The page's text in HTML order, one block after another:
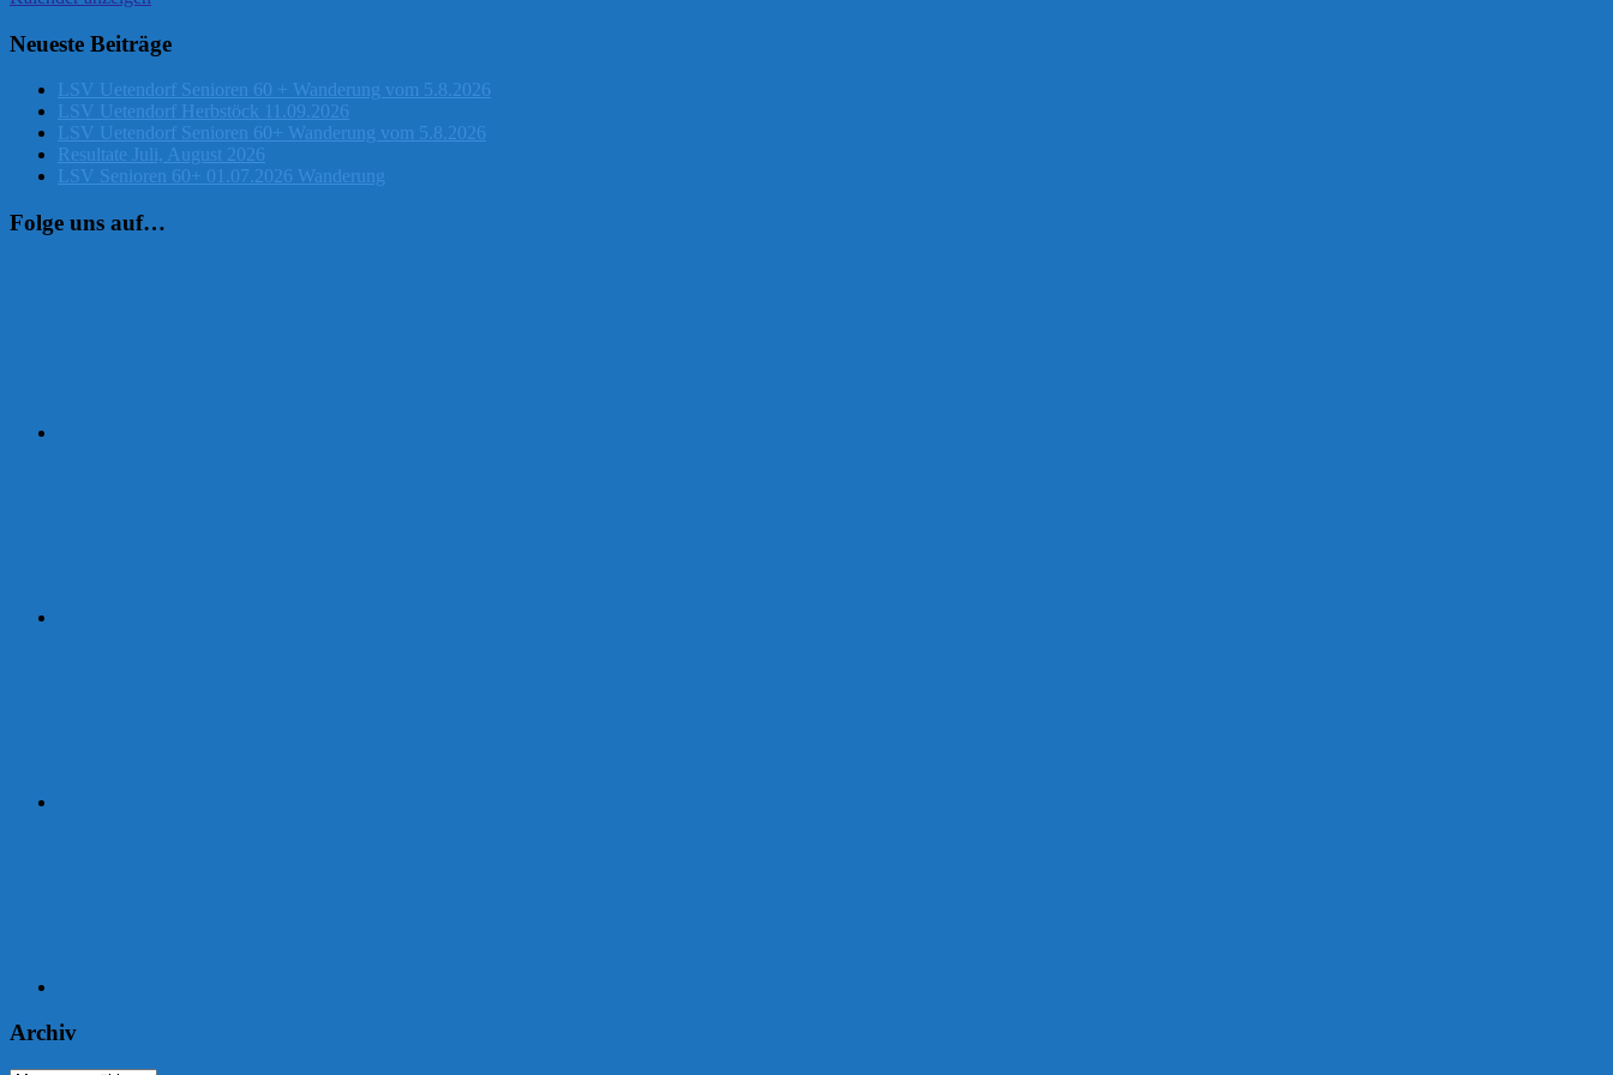
Neueste Beiträge
LSV Uetendorf Senioren 60 + Wanderung vom 5.8.2026
LSV Uetendorf Herbstöck 11.09.2026
LSV Uetendorf Senioren 60+ Wanderung vom 5.8.2026
Resultate Juli, August 2026
LSV Senioren 60+ 01.07.2026 Wanderung
Folge uns auf…
Archiv